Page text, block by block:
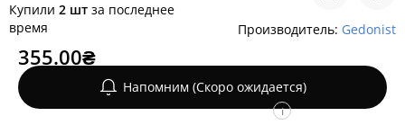
Купили 2 шт за последнее
время
Производитель: Gedonist
355.00₴
Напомним (Скоро ожидается)
i